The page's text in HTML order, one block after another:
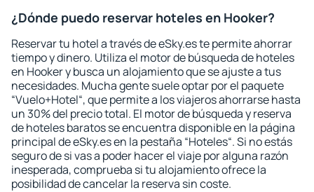
¿Dónde puedo reservar hoteles en Hooker?
Reservar tu hotel a través de eSky.es te permite ahorrar
tiempo y dinero. Utiliza el motor de búsqueda de hoteles
en Hooker y busca un alojamiento que se ajuste a tus
necesidades. Mucha gente suele optar por el paquete
“Vuelo+Hotel“, que permite a los viajeros ahorrarse hasta
un 30% del precio total. El motor de búsqueda y reserva
de hoteles baratos se encuentra disponible en la página
principal de eSky.es en la pestaña “Hoteles“. Si no estás
seguro de si vas a poder hacer el viaje por alguna razón
inesperada, comprueba si tu alojamiento ofrece la
posibilidad de cancelar la reserva sin coste.